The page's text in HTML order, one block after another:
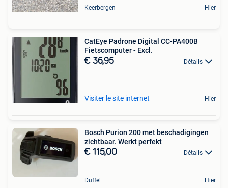
Keerbergen Hier
CatEye Padrone Digital CC-PA400B
Fietscomputer - Excl.
€ 36,95 Détails
Visiter le site internet Hier
Bosch Purion 200 met beschadigingen
zichtbaar. Werkt perfekt
€ 115,00 Détails
Duffel Hier